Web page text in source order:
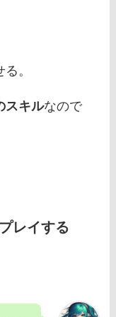
。
スキルなので
レイする